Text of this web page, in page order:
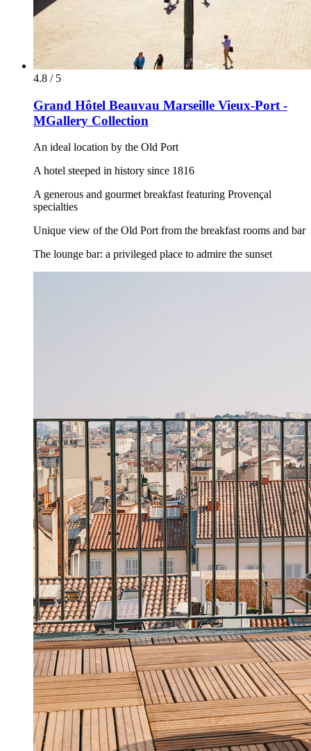
4.8 / 5
Grand Hôtel Beauvau Marseille Vieux-Port -
MGallery Collection
An ideal location by the Old Port
A hotel steeped in history since 1816
A generous and gourmet breakfast featuring Provençal
specialties
Unique view of the Old Port from the breakfast rooms and bar
The lounge bar: a privileged place to admire the sunset